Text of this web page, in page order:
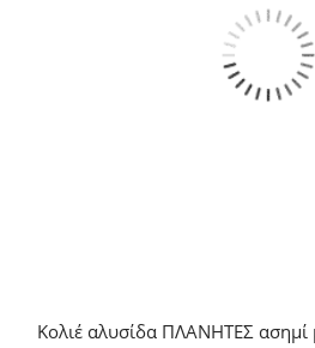
Κολιέ αλυσίδα ΠΛΑΝΗΤΕΣ ασημί